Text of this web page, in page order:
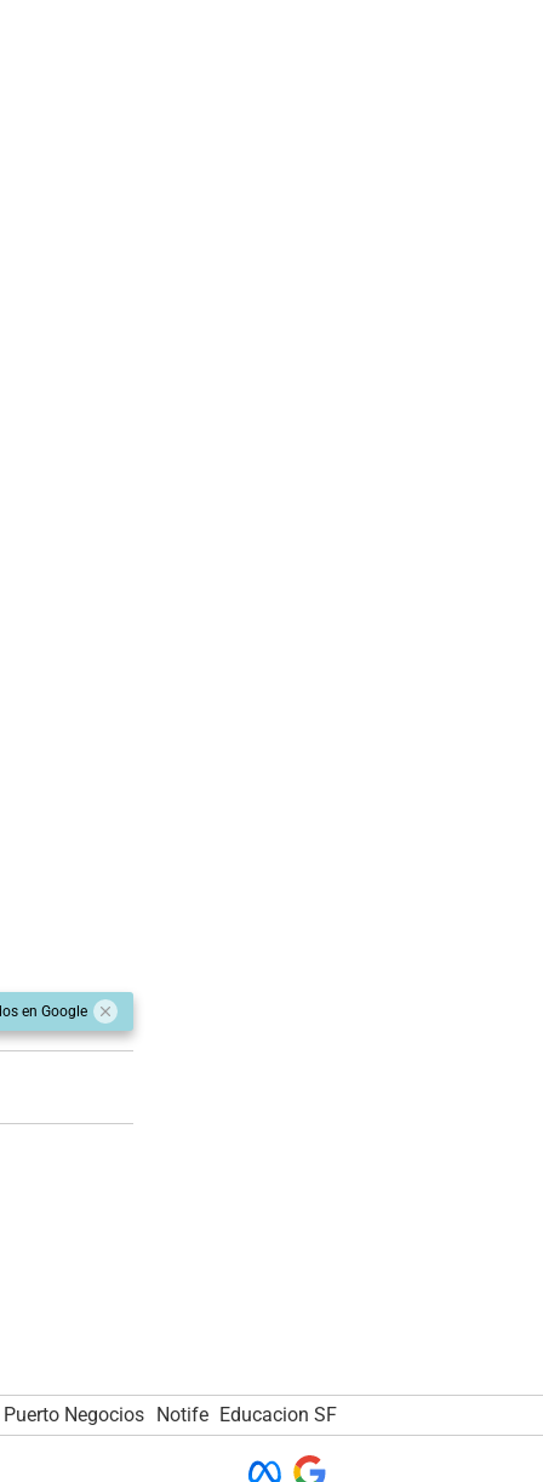
en Google
Puerto Negocios Notife Educacion SF